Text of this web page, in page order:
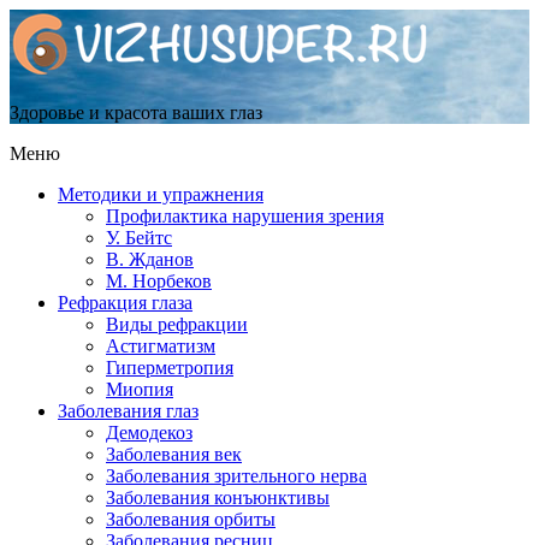
Здоровье и красота ваших глаз
Меню
Методики и упражнения
Профилактика нарушения зрения
У. Бейтс
В. Жданов
М. Норбеков
Рефракция глаза
Виды рефракции
Астигматизм
Гиперметропия
Миопия
Заболевания глаз
Демодекоз
Заболевания век
Заболевания зрительного нерва
Заболевания конъюнктивы
Заболевания орбиты
Заболевания ресниц